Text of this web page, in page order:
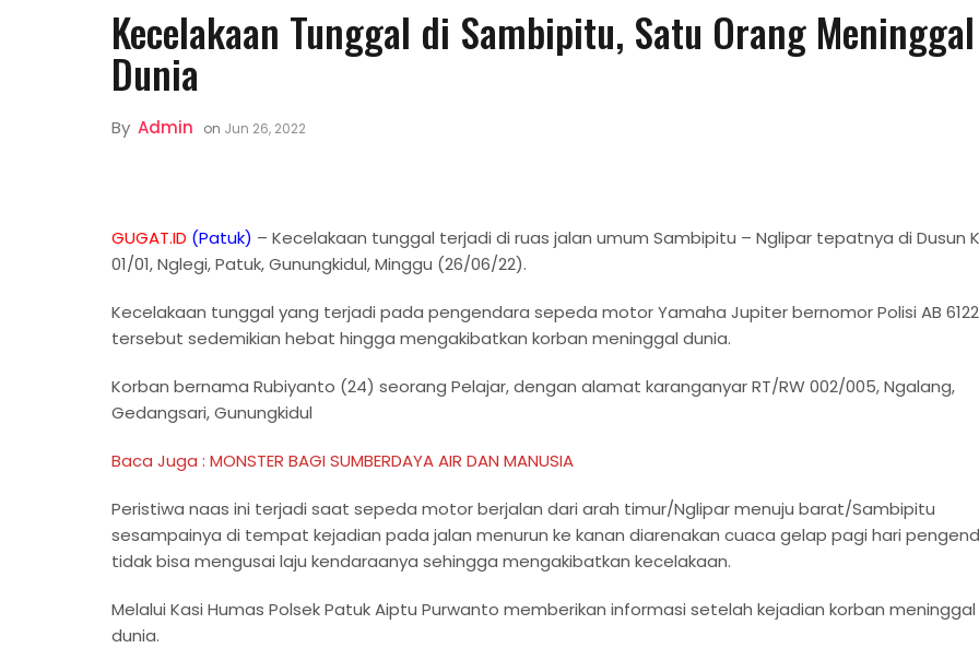
Kecelakaan Tunggal di Sambipitu, Satu Orang Meninggal
Dunia
By Admin on Jun 26, 2022
GUGAT.ID (Patuk) – Kecelakaan tunggal terjadi di ruas jalan umum Sambipitu – Nglipar tepatnya di Dusun
01/01, Nglegi, Patuk, Gunungkidul, Minggu (26/06/22).
Kecelakaan tunggal yang terjadi pada pengendara sepeda motor Yamaha Jupiter bernomor Polisi AB 6122
tersebut sedemikian hebat hingga mengakibatkan korban meninggal dunia.
Korban bernama Rubiyanto (24) seorang Pelajar, dengan alamat karanganyar RT/RW 002/005, Ngalang,
Gedangsari, Gunungkidul
Baca Juga : MONSTER BAGI SUMBERDAYA AIR DAN MANUSIA
Peristiwa naas ini terjadi saat sepeda motor berjalan dari arah timur/Nglipar menuju barat/Sambipitu
sesampainya di tempat kejadian pada jalan menurun ke kanan diarenakan cuaca gelap pagi hari
tidak bisa mengusai laju kendaraanya sehingga mengakibatkan kecelakaan.
Melalui Kasi Humas Polsek Patuk Aiptu Purwanto memberikan informasi setelah kejadian korban meninggal
dunia.